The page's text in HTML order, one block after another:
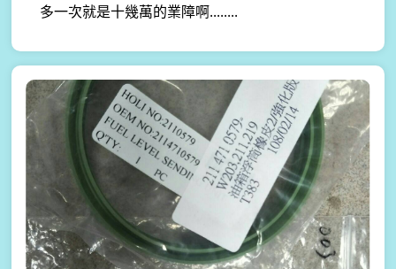
多一次就是十幾萬的業障啊........